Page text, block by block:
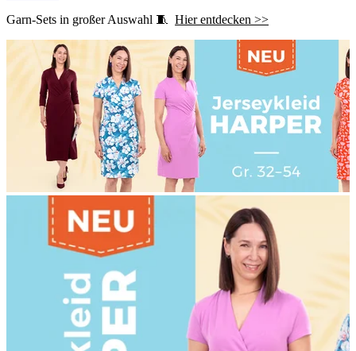
Garn-Sets in großer Auswahl 🧵 Hier entdecken >>